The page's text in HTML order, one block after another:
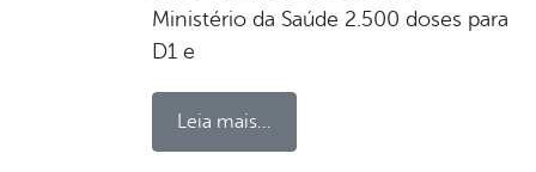
Ministério da Saúde 2.500 doses para
D1 e
Leia mais...